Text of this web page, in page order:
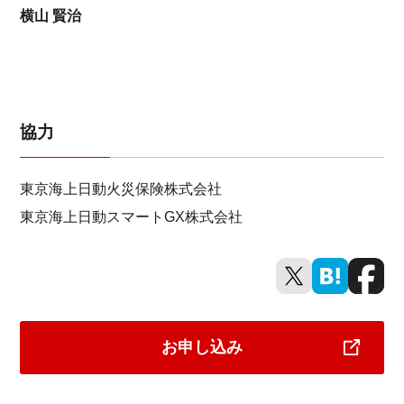
横山 賢治
協力
東京海上日動火災保険株式会社
東京海上日動スマートGX株式会社
お申し込み